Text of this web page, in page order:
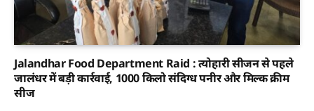
Jalandhar Food Department Raid : त्योहारी सीजन से पहले
जालंधर में बड़ी कार्रवाई, 1000 किलो संदिग्ध पनीर और मिल्क क्रीम
सीज